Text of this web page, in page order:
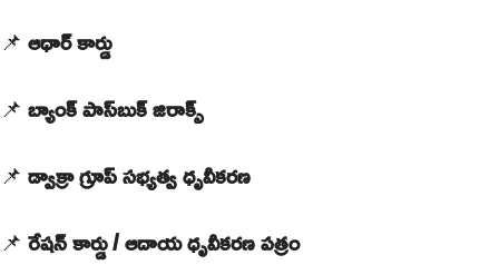
📌ఆధార్ కార్డు
📌బ్యాంక్ పాస్‌బుక్ జిరాక్స్
📌డ్వాక్రా గ్రూప్ సభ్యత్వ ధృవీకరణ
📌రేషన్ కార్డు / ఆదాయ ధృవీకరణ పత్రం